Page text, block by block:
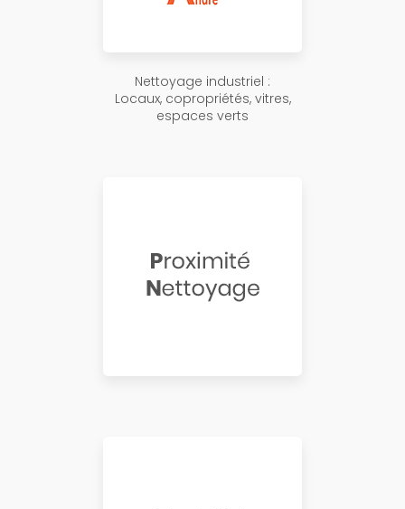
Nettoyage industriel :
Locaux, copropriétés, vitres,
espaces verts